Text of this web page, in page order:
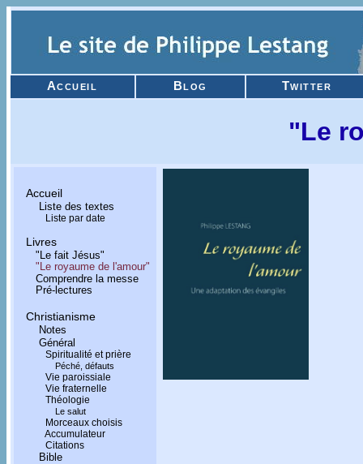
Accueil Blog Twitter
"Le
Accueil
Liste des textes
Liste par date
Livres
"Le fait Jésus"
"Le royaume de l'amour"
Comprendre la messe
Pré-lectures
Christianisme
Notes
Général
Spiritualité et prière
Péché, défauts
Vie paroissiale
Vie fraternelle
Théologie
Le salut
Morceaux choisis
Accumulateur
Citations
Bible